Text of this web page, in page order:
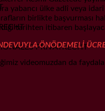
PRIVATRECHT
yabancı ülke adlî veya
birlikte başvurması
tarihten itibaren
ÖNÖDEMELİ
videomuzdan da